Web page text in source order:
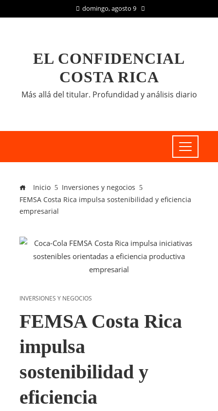
domingo, agosto 9
EL CONFIDENCIAL
COSTA RICA
Más allá del titular. Profundidad y análisis diario
Inicio
Inversiones y negocios
FEMSA Costa Rica impulsa sostenibilidad y eficiencia
empresarial
INVERSIONES Y NEGOCIOS
FEMSA Costa Rica
impulsa
sostenibilidad y
eficiencia